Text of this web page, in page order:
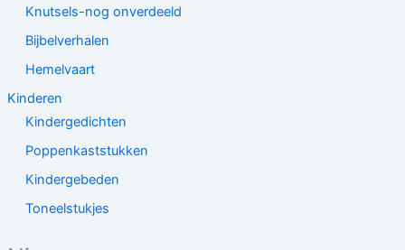
Knutsels-nog onverdeeld
Bijbelverhalen
Hemelvaart
Kinderen
Kindergedichten
Poppenkaststukken
Kindergebeden
Toneelstukjes